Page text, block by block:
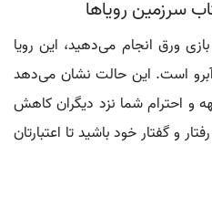
سرزمین رویاها
ورق انجام می‌دهید، این رویا
آبرو است. این حالت نشان می‌دهد
و احترام شما نزد دیگران کاهش
و گفتار خود باشید تا اعتبارتان